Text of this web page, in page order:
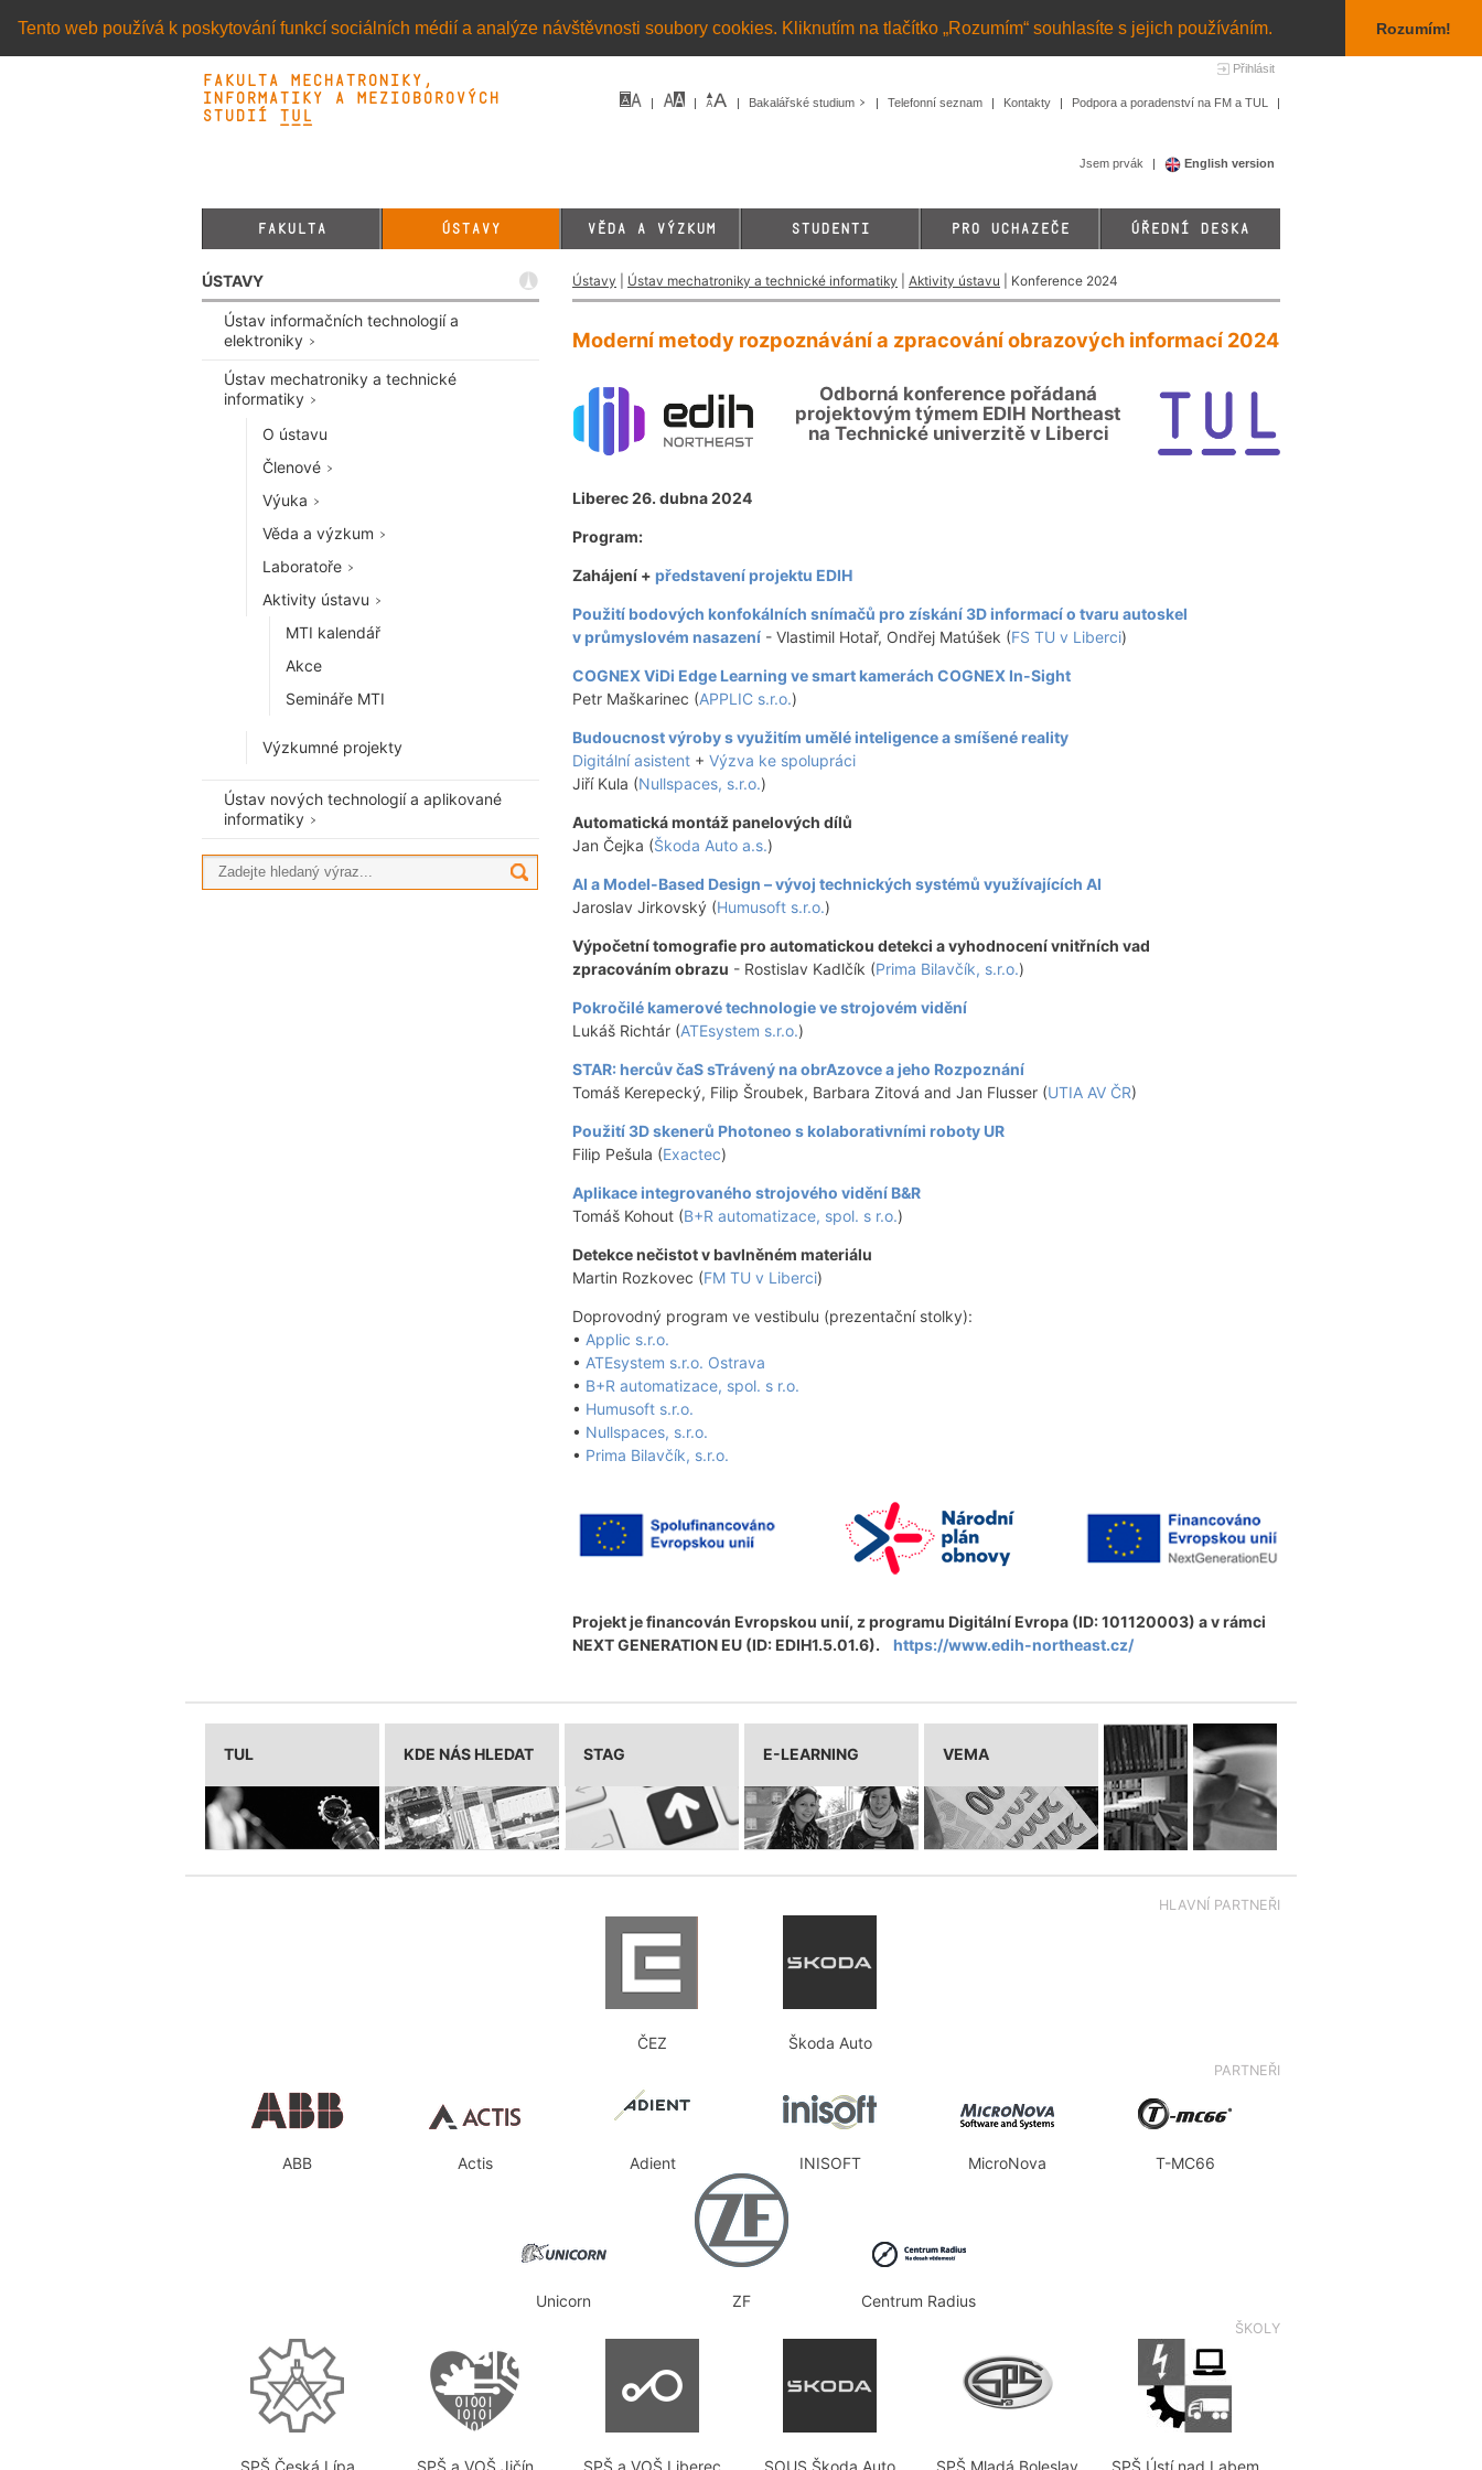
Tento web používá k poskytování funkcí sociálních médií a analýze návštěvnosti soubory cookies. Kliknutím na tlačítko „Rozumím“ souhlasíte s jejich používáním. Rozumím!
Přihlásit
Fakulta mechatroniky,
informatiky a mezioborových
studií TUL&
Bakalářské studium Telefonní seznam Kontakty Podpora a poradenství na FM a TUL
Jsem prvák English version
FAKULTA ÚSTAVY VĚDA A VÝZKUM STUDENTI PRO UCHAZEČE ÚŘEDNÍ DESKA
ÚSTAVY
Ústav informačních technologií a
elektroniky
Ústav mechatroniky a technické
informatiky
O ústavu
Členové
Výuka
Věda a výzkum
Laboratoře
Aktivity ústavu
MTI kalendář
Akce
Semináře MTI
Výzkumné projekty
Ústav nových technologií a aplikované
informatiky
Ústavy Ústav mechatroniky a technické informatiky Aktivity ústavu | Konference 2024
Moderní metody rozpoznávání a zpracování obrazových informací 2024
Odborná konference pořádaná
projektovým týmem EDIH Northeast
na Technické univerzitě v Liberci
Liberec 26. dubna 2024
Program:
Zahájení + představení projektu EDIH
Použití bodových konfokálních snímačů pro získání 3D informací o tvaru autoskel
v průmyslovém nasazení - Vlastimil Hotař, Ondřej Matúšek (FS TU v Liberci)
COGNEX ViDi Edge Learning ve smart kamerách COGNEX In-Sight
Petr Maškarinec (APPLIC s.r.o.)
Budoucnost výroby s využitím umělé inteligence a smíšené reality
Digitální asistent + Výzva ke spolupráci
Jiří Kula (Nullspaces, s.r.o.)
Automatická montáž panelových dílů
Jan Čejka (Škoda Auto a.s.)
AI a Model-Based Design – vývoj technických systémů využívajících AI
Jaroslav Jirkovský (Humusoft s.r.o.)
Výpočetní tomografie pro automatickou detekci a vyhodnocení vnitřních vad
zpracováním obrazu - Rostislav Kadlčík (Prima Bilavčík, s.r.o.)
Pokročilé kamerové technologie ve strojovém vidění
Lukáš Richtár (ATEsystem s.r.o.)
STAR: hercův čaS sTrávený na obrAzovce a jeho Rozpoznání
Tomáš Kerepecký, Filip Šroubek, Barbara Zitová and Jan Flusser (UTIA AV ČR)
Použití 3D skenerů Photoneo s kolaborativními roboty UR
Filip Pešula (Exactec)
Aplikace integrovaného strojového vidění B&R
Tomáš Kohout (B+R automatizace, spol. s r.o.)
Detekce nečistot v bavlněném materiálu
Martin Rozkovec (FM TU v Liberci)
Doprovodný program ve vestibulu (prezentační stolky):
• Applic s.r.o.
• ATEsystem s.r.o. Ostrava
• B+R automatizace, spol. s r.o.
• Humusoft s.r.o.
• Nullspaces, s.r.o.
• Prima Bilavčík, s.r.o.
Projekt je financován Evropskou unií, z programu Digitální Evropa (ID: 101120003) a v rámci
NEXT GENERATION EU (ID: EDIH1.5.01.6). https://www.edih-northeast.cz/
TUL KDE NÁS HLEDAT STAG E-LEARNING VEMA
HLAVNÍ PARTNEŘI
ČEZ Škoda Auto
PARTNEŘI
ABB Actis Adient INISOFT MicroNova T-MC66
Unicorn ZF Centrum Radius
ŠKOLY